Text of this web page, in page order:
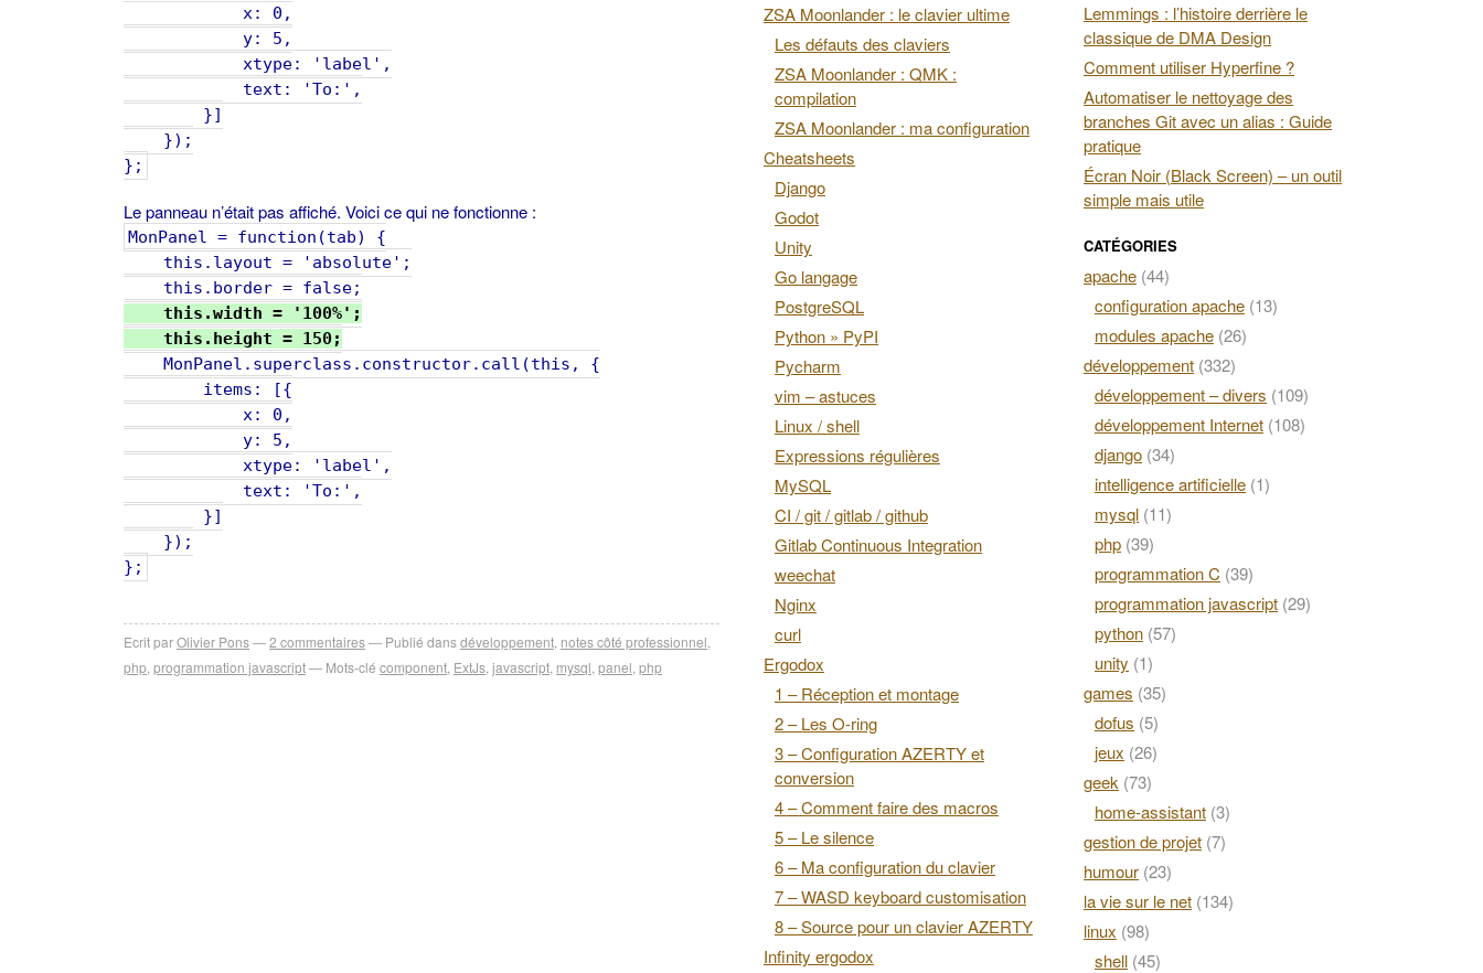
x: 0,
y: 5,
xtype: 'label',
text: 'To:',
}]
});
};
Le panneau n’était pas affiché. Voici ce qui ne fonctionne :
MonPanel = function(tab) {
this.layout = 'absolute';
this.border = false;
this.width = '100%';
this.height = 150;
MonPanel.superclass.constructor.call(this, {
items: [{
x: 0,
y: 5,
xtype: 'label',
text: 'To:',
}]
});
};
Ecrit parOlivier Pons 2 commentaires Publié dansdéveloppement notes côté professionnel
php programmation javascript Mots-clé component ExtJs javascript mysql panel php
ZSA Moonlander : le clavier ultime
Les défauts des claviers
ZSA Moonlander : QMK :
compilation
ZSA Moonlander : ma configuration
Cheatsheets
Django
Godot
Unity
Go langage
PostgreSQL
Python » PyPI
Pycharm
vim – astuces
Linux / shell
Expressions régulières
MySQL
CI / git / gitlab / github
Gitlab Continuous Integration
weechat
Nginx
curl
Ergodox
1 – Réception et montage
2 – Les O-ring
3 – Configuration AZERTY et
conversion
4 – Comment faire des macros
5 – Le silence
6 – Ma configuration du clavier
7 – WASD keyboard customisation
8 – Source pour un clavier AZERTY
Infinity ergodox
Lemmings : l’histoire derrière le
classique de DMA Design
Comment utiliser Hyperfine ?
Automatiser le nettoyage des
branches Git avec un alias : Guide
pratique
Écran Noir (Black Screen) – un outil
simple mais utile
CATÉGORIES
apache (44)
configuration apache (13)
modules apache (26)
développement (332)
développement – divers (109)
développement Internet (108)
django (34)
intelligence artificielle (1)
mysql (11)
php (39)
programmation C (39)
programmation javascript (29)
python (57)
unity (1)
games (35)
dofus (5)
jeux (26)
geek (73)
home-assistant (3)
gestion de projet (7)
humour (23)
la vie sur le net (134)
linux (98)
shell (45)